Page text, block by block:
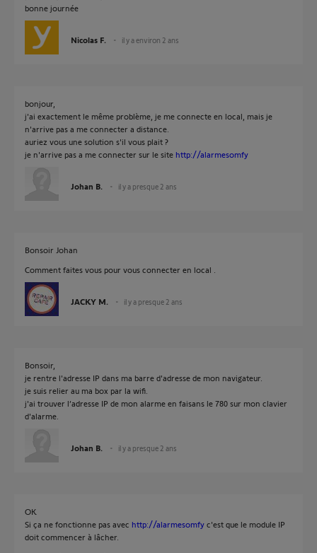
bonne journée
Nicolas F. il y a environ 2 ans
bonjour,
j'ai exactement le même problème, je me connecte en local, mais je
n'arrive pas a me connecter a distance.
auriez vous une solution s'il vous plait ?
je n'arrive pas a me connecter sur le site http://alarmesomfy
Johan B. il y a presque 2 ans
Bonsoir Johan
Comment faites vous pour vous connecter en local .
JACKY M. il y a presque 2 ans
Bonsoir,
je rentre l'adresse IP dans ma barre d'adresse de mon navigateur.
je suis relier au ma box par la wifi.
j'ai trouver l’adresse IP de mon alarme en faisans le 780 sur mon clavier
d'alarme.
Johan B. il y a presque 2 ans
OK
Si ça ne fonctionne pas avec http://alarmesomfy c'est que le module IP
doit commencer à lâcher.